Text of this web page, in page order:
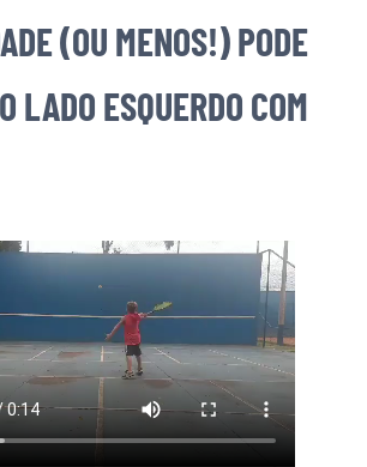
(OU MENOS!) PODE
LADO ESQUERDO COM